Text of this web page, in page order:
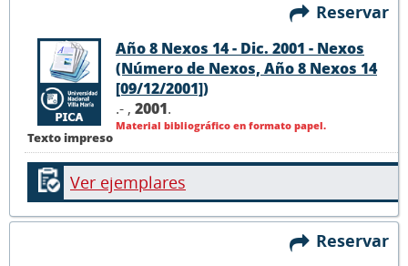
Reservar
Texto impreso
Año 8 Nexos 14 - Dic. 2001 - Nexos
(Número de Nexos, Año 8 Nexos 14
[09/12/2001])
.- , 2001.
Material bibliográfico en formato papel.
Ver ejemplares
Reservar